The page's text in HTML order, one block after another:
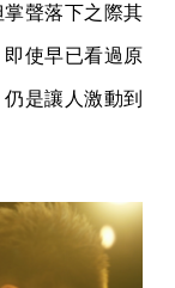
聲落下之際其
使早已看過原
是讓人激動到